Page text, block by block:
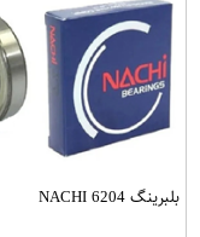
بلبرینگ 6204 NACHI